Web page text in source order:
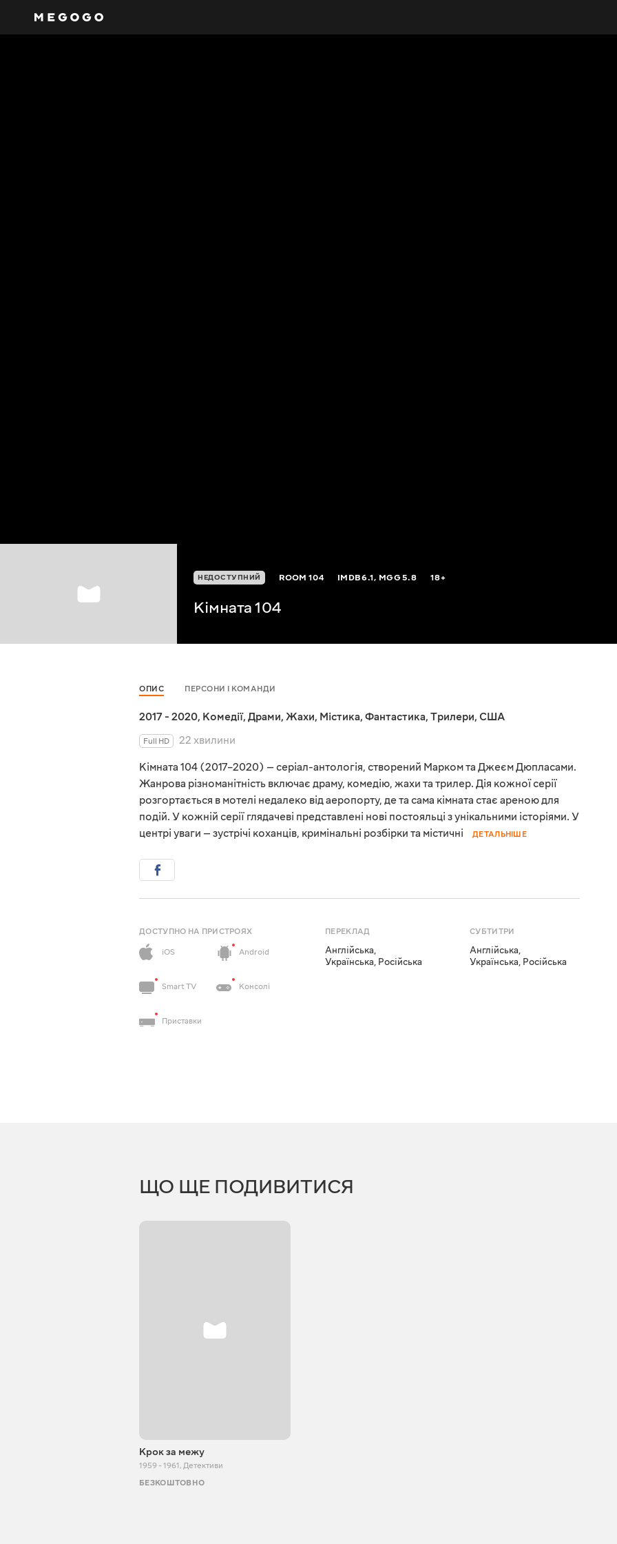
НЕДОСТУПНИЙ ROOM 104 IMDB6.1, MGG5.8 18+
Кімната 104
ОПИС ПЕРСОНИ І КОМАНДИ
2017 - 2020, Комедії, Драми, Жахи, Містика, Фантастика, Трилери, США
Full HD
22 хвилини
Кімната 104 (2017–2020) — серіал-антологія, створений Марком та Джеєм Дюпласами.
Жанрова різноманітність включає драму, комедію, жахи та трилер. Дія кожної серії
розгортається в мотелі недалеко від аеропорту, де та сама кімната стає ареною для
подій. У кожній серії глядачеві представлені нові постояльці з унікальними історіями. У
центрі уваги — зустрічі коханців, кримінальні розбірки та містичні
ДЕТАЛЬНІШЕ
ДОСТУПНО НА ПРИСТРОЯХ
iOS
Android
Smart TV Консолі
Приставки
ПЕРЕКЛАД
Англійська,
Українська, Російська
СУБТИТРИ
Англійська,
Українська, Російська
ЩО ЩЕ ПОДИВИТИСЯ
Крок за межу
1959 - 1961, Детективи
БЕЗКОШТОВНО